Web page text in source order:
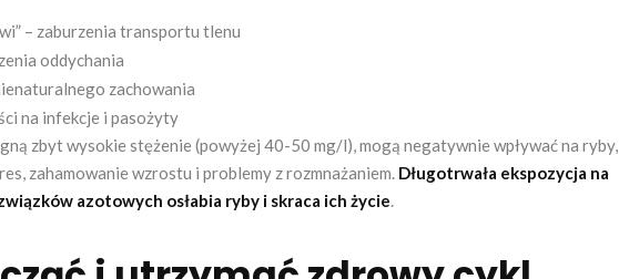
– zaburzenia transportu tlenu
oddychania
zachowania
na infekcje i pasożyty
zbyt wysokie stężenie (powyżej 40-50 mg/l), mogą negatywnie wpływać na ryby,
zahamowanie wzrostu i problemy z rozmnażaniem. Długotrwała ekspozycja na
azotowych osłabia ryby i skraca ich życie.